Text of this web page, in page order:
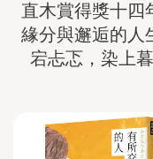
直木賞得獎十四
緣分與邂逅的人
宕忐忑，染上